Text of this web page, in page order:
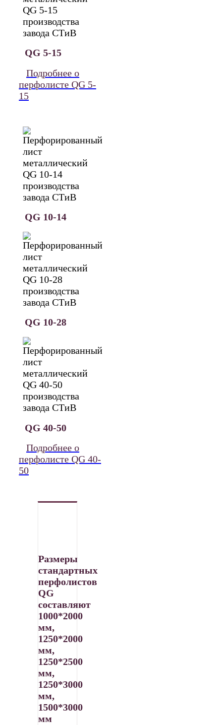
QG 5-15
Подробнее о
перфолисте QG 5-
15
QG 10-14
QG 10-28
QG 40-50
Подробнее о
перфолисте QG 40-
50
Размеры
стандартных
перфолистов
QG
составляют
1000*2000
мм,
1250*2000
мм,
1250*2500
мм,
1250*3000
мм,
1500*3000
мм